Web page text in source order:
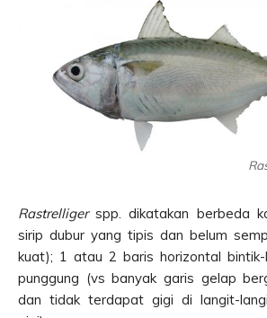
Rastrelligerspp. dikatakan berbeda
sirip dubur yang tipis dan belum
kuat); 1 atau 2 baris horizontal
punggung (vs banyak garis gelap
dan tidak terdapat gigi di langit-